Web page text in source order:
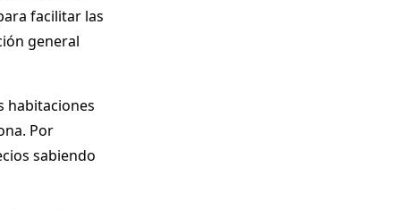
facilitar las
general
habitaciones
Por
sabiendo